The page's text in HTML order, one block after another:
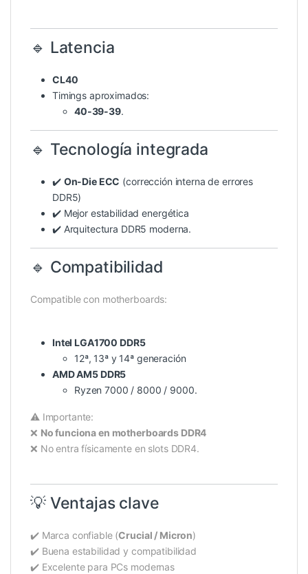
🔹 Latencia
CL40
Timings aproximados:
40-39-39.
🔹 Tecnología integrada
✔️ On-Die ECC (corrección interna de errores
DDR5)
✔️ Mejor estabilidad energética
✔️ Arquitectura DDR5 moderna.
🔹 Compatibilidad
Compatible con motherboards:
Intel LGA1700 DDR5
12ª, 13ª y 14ª generación
AMD AM5 DDR5
Ryzen 7000 / 8000 / 9000.
⚠️ Importante:
❌ No funciona en motherboards DDR4
❌ No entra físicamente en slots DDR4.
💡 Ventajas clave
✔️ Marca confiable (Crucial / Micron)
✔️ Buena estabilidad y compatibilidad
✔️ Excelente para PCs modernas